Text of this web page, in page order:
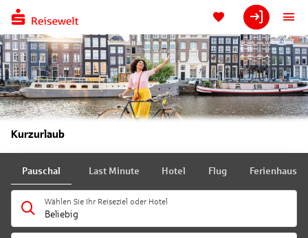
Kurzurlaub
Pauschal Last Minute Hotel Flug Ferienhaus
Wählen Sie Ihr Reiseziel oder Hotel
Beliebig